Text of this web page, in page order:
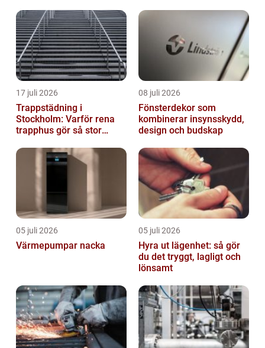
använ...
17 juli 2026
Trappstädning i
Stockholm: Varför rena
trapphus gör så stor
08 juli 2026
Fönsterdekor som
kombinerar insynsskydd,
design och budskap
05 juli 2026
Värmepumpar nacka
05 juli 2026
Hyra ut lägenhet: så gör
du det tryggt, lagligt och
lönsamt